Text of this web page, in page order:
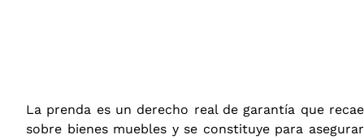
La prenda es un derecho real de garantía que recae
sobre bienes muebles y se constituye para asegurar